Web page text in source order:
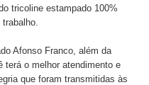
tricoline estampado 100%
Afonso Franco, além da
terá o melhor atendimento e
que foram transmitidas às